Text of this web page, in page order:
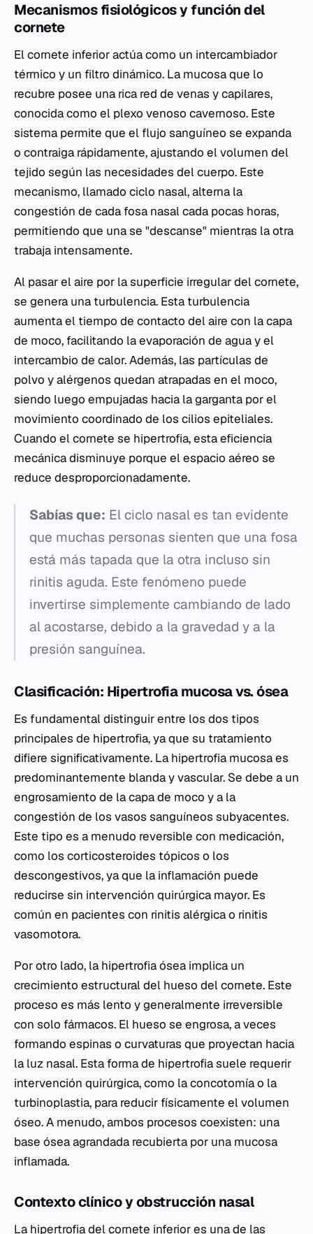
Mecanismos fisiológicos y función del
cornete
El cornete inferior actúa como un intercambiador
térmico y un filtro dinámico. La mucosa que lo
recubre posee una rica red de venas y capilares,
conocida como el plexo venoso cavernoso. Este
sistema permite que el flujo sanguíneo se expanda
o contraiga rápidamente, ajustando el volumen del
tejido según las necesidades del cuerpo. Este
mecanismo, llamado ciclo nasal, alterna la
congestión de cada fosa nasal cada pocas horas,
permitiendo que una se "descanse" mientras la otra
trabaja intensamente.
Al pasar el aire por la superficie irregular del cornete,
se genera una turbulencia. Esta turbulencia
aumenta el tiempo de contacto del aire con la capa
de moco, facilitando la evaporación de agua y el
intercambio de calor. Además, las partículas de
polvo y alérgenos quedan atrapadas en el moco,
siendo luego empujadas hacia la garganta por el
movimiento coordinado de los cilios epiteliales.
Cuando el cornete se hipertrofia, esta eficiencia
mecánica disminuye porque el espacio aéreo se
reduce desproporcionadamente.
Sabías que: El ciclo nasal es tan evidente
que muchas personas sienten que una fosa
está más tapada que la otra incluso sin
rinitis aguda. Este fenómeno puede
invertirse simplemente cambiando de lado
al acostarse, debido a la gravedad y a la
presión sanguínea.
Clasificación: Hipertrofia mucosa vs. ósea
Es fundamental distinguir entre los dos tipos
principales de hipertrofia, ya que su tratamiento
difiere significativamente. La hipertrofia mucosa es
predominantemente blanda y vascular. Se debe a un
engrosamiento de la capa de moco y a la
congestión de los vasos sanguíneos subyacentes.
Este tipo es a menudo reversible con medicación,
como los corticosteroides tópicos o los
descongestivos, ya que la inflamación puede
reducirse sin intervención quirúrgica mayor. Es
común en pacientes con rinitis alérgica o rinitis
vasomotora.
Por otro lado, la hipertrofia ósea implica un
crecimiento estructural del hueso del cornete. Este
proceso es más lento y generalmente irreversible
con solo fármacos. El hueso se engrosa, a veces
formando espinas o curvaturas que proyectan hacia
la luz nasal. Esta forma de hipertrofia suele requerir
intervención quirúrgica, como la concotomía o la
turbinoplastia, para reducir físicamente el volumen
óseo. A menudo, ambos procesos coexisten: una
base ósea agrandada recubierta por una mucosa
inflamada.
Contexto clínico y obstrucción nasal
La hipertrofia del cornete inferior es una de las